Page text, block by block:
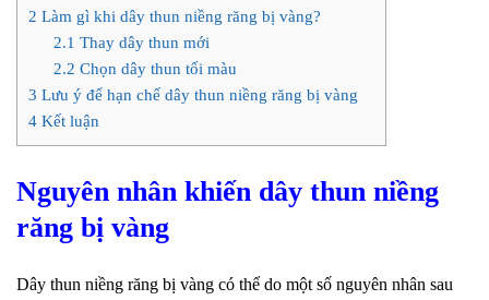
2 Làm gì khi dây thun niềng răng bị vàng?
2.1 Thay dây thun mới
2.2 Chọn dây thun tối màu
3 Lưu ý để hạn chế dây thun niềng răng bị vàng
4 Kết luận
Nguyên nhân khiến dây thun niềng
răng bị vàng
Dây thun niềng răng bị vàng có thể do một số nguyên nhân sau